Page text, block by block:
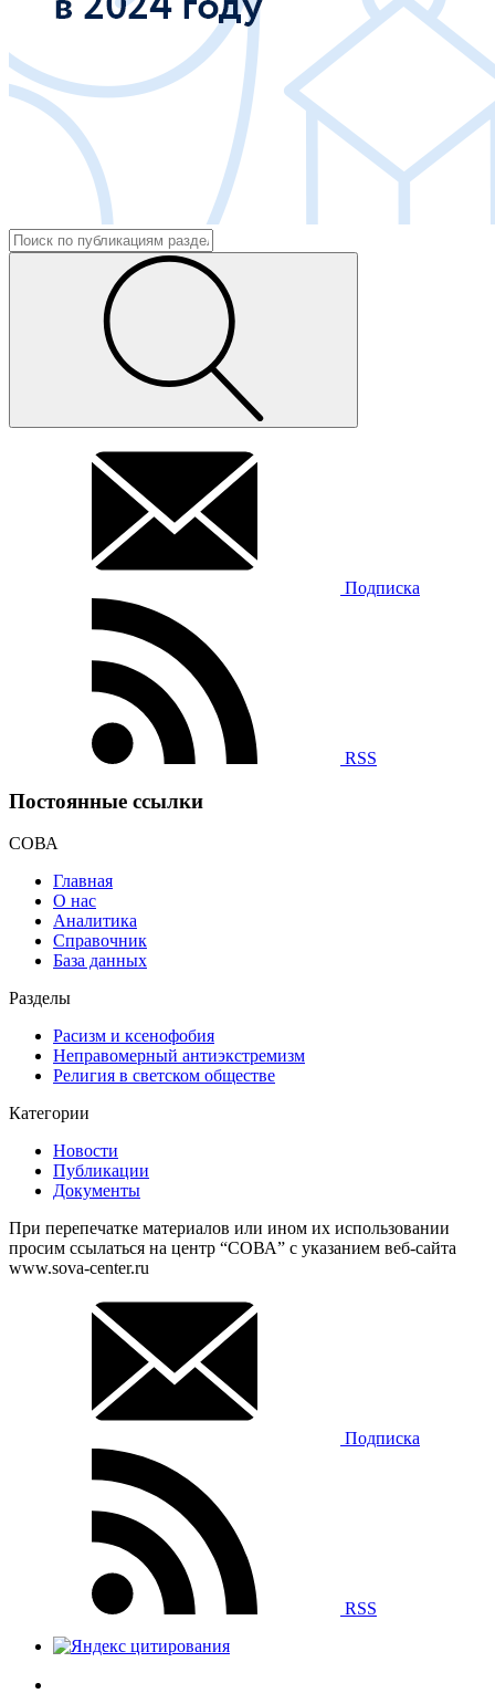
Подписка
RSS
Постоянные ссылки
СОВА
Главная
О нас
Аналитика
Справочник
База данных
Разделы
Расизм и ксенофобия
Неправомерный антиэкстремизм
Религия в светском обществе
Категории
Новости
Публикации
Документы
При перепечатке материалов или ином их использовании
просим ссылаться на центр “СОВА” с указанием веб-сайта
www.sova-center.ru
Подписка
RSS